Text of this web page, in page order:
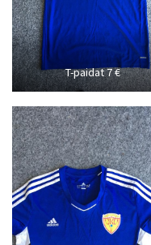
T-paidat 7 €